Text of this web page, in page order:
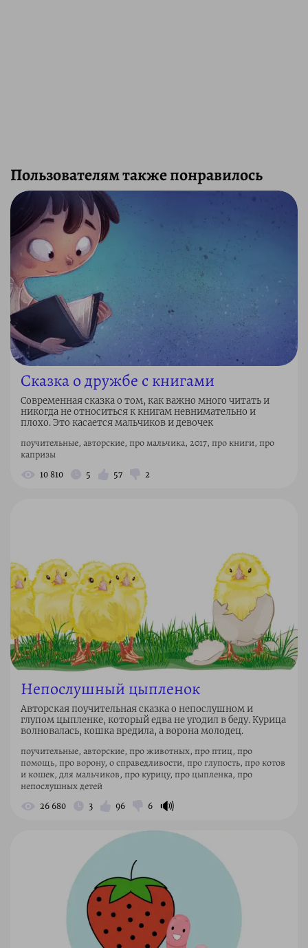
Пользователям также понравилось
Сказка о дружбе с книгами
Современная сказка о том, как важно много читать и
никогда не относиться к книгам невнимательно и
плохо. Это касается мальчиков и девочек
поучительные, авторские, про мальчика, 2017, про книги, про
капризы
10 810 5 57 2
Непослушный цыпленок
Авторская поучительная сказка о непослушном и
глупом цыпленке, который едва не угодил в беду. Курица
волновалась, кошка вредила, а ворона молодец.
поучительные, авторские, про животных, про птиц, про
помощь, про ворону, о справедливости, про глупость, про котов
и кошек, для мальчиков, про курицу, про цыпленка, про
непослушных детей
26 680 3 96 6 🔊